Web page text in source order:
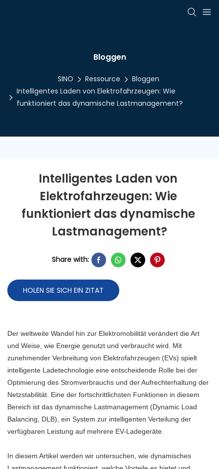
Bloggen
SINO Ressource
Bloggen
Intelligentes Laden von Elektrofahrzeugen: Wie
funktioniert das dynamische Lastmanagement?
Intelligentes Laden von
Elektrofahrzeugen: Wie
funktioniert das dynamische
Lastmanagement?
Share with:
HOLEN SIE SICH EIN ZITAT
Der weltweite Wandel hin zur Elektromobilität verändert die Art
und Weise, wie Energie genutzt und verbraucht wird. Mit
zunehmender Verbreitung von Elektrofahrzeugen (EVs) spielt
intelligente Ladetechnologie eine entscheidende Rolle bei der
Optimierung des Stromverbrauchs und der Aufrechterhaltung der
Netzstabilität. Eine der fortschrittlichsten Funktionen in diesem
Bereich ist das dynamische Lastmanagement (Dynamic Load
Balancing, DLB), ein System zur intelligenten Verteilung der
verfügbaren Leistung auf mehrere EV-Ladegeräte.
In diesem Artikel werden wir untersuchen, wie dynamisches